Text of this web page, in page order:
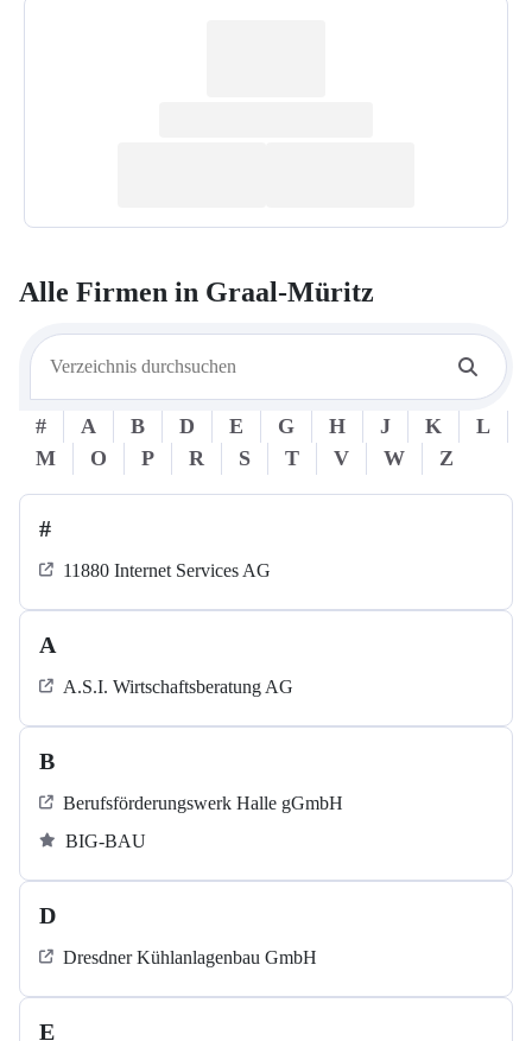
Alle Firmen in Graal-Müritz
# A B D E G H J K
L
M
O P R S T V W Z
#
11880 Internet Services AG
A
A.S.I. Wirtschaftsberatung AG
B
Berufsförderungswerk Halle gGmbH
BIG-BAU
D
Dresdner Kühlanlagenbau GmbH
E